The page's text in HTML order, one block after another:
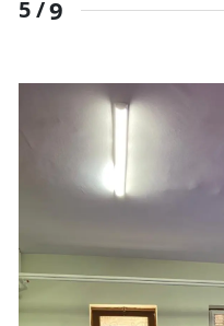
5 /9